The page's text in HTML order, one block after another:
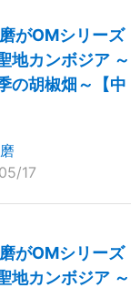
がOMシリーズ
地カンボジア ～
の胡椒畑～【中
17
がOMシリーズ
地カンボジア ～